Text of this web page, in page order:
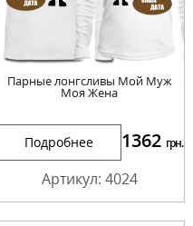
Парные лонгсливы Мой Муж
Моя Жена
Подробнее 1362 грн.
Артикул: 4024